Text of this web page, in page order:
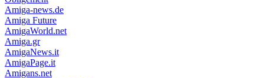
Amiga-news.de
Amiga Future
AmigaWorld.net
Amiga.gr
AmigaNews.it
AmigaPage.it
Amigans.net